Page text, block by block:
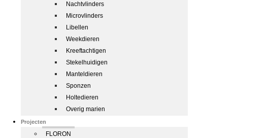
Nachtvlinders
Microvlinders
Libellen
Weekdieren
Kreeftachtigen
Stekelhuidigen
Manteldieren
Sponzen
Holtedieren
Overig marien
Projecten
FLORON